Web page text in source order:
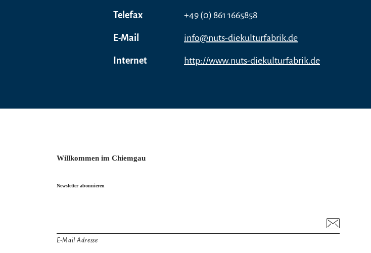
Telefax +49 (0) 861 1665858
E-Mail info@nuts-diekulturfabrik.de
Internet http://www.nuts-diekulturfabrik.de
Willkommen im Chiemgau
Newsletter abonnieren
E-Mail Adresse